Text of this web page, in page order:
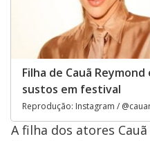
Filha de Cauã
sustos em festival
Reprodução: Instagram /
A filha dos atores